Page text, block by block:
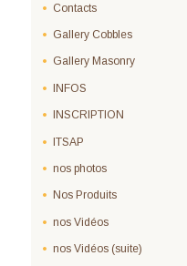
Contacts
Gallery Cobbles
Gallery Masonry
INFOS
INSCRIPTION
ITSAP
nos photos
Nos Produits
nos Vidéos
nos Vidéos (suite)